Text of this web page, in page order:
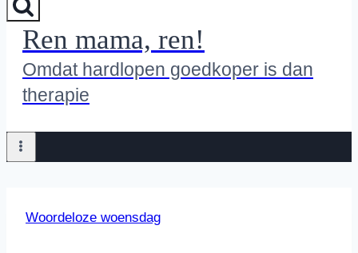
Ren mama, ren!
Omdat hardlopen goedkoper is dan
therapie
Woordeloze woensdag